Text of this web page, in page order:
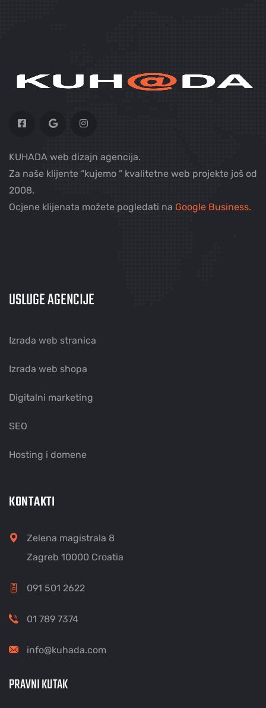
KUHADA web dizajn agencija.
Za naše klijente “kujemo ” kvalitetne web projekte još od
2008.
Ocjene klijenata možete pogledati na Google Business.
USLUGE AGENCIJE
Izrada web stranica
Izrada web shopa
Digitalni marketing
SEO
Hosting i domene
KONTAKTI
Zelena magistrala 8
Zagreb 10000 Croatia
091 501 2622
01 789 7374
info@kuhada.com
PRAVNI KUTAK